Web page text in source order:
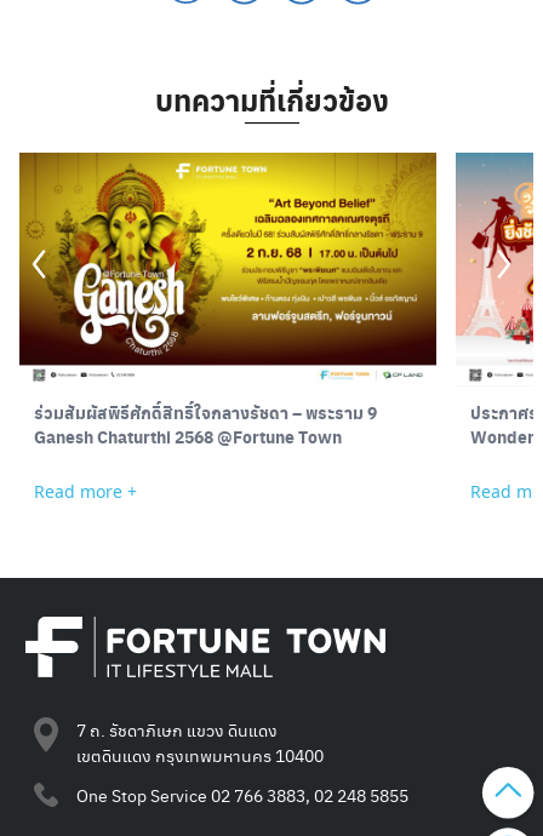
บทความที่เกี่ยวข้อง
ร่วมสัมผัสพิธีศักดิ์สิทธิ์ใจกลางรัชดา – พระราม 9
Ganesh Chaturthi 2568 @Fortune Town
Read more +
ประกาศ
Read
7 ถ. รัชดาภิเษก แขวง ดินแดง
เขตดินแดง กรุงเทพมหานคร 10400
One Stop Service 02 766 3883, 02 248 5855